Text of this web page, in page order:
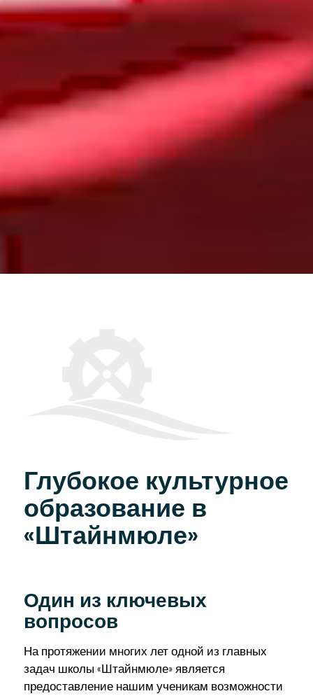
Глубокое культурное
образование в
«Штайнмюле»
Один из ключевых
вопросов
На протяжении многих лет одной из главных
задач школы «Штайнмюле» является
предоставление нашим ученикам возможности